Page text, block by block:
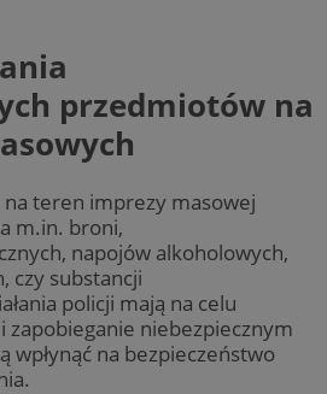
przedmiotów na
teren imprezy masowej
m.in. broni,
napojów alkoholowych,
czy substancji
policji mają na celu
niebezpiecznym
wpłynąć na bezpieczeństwo